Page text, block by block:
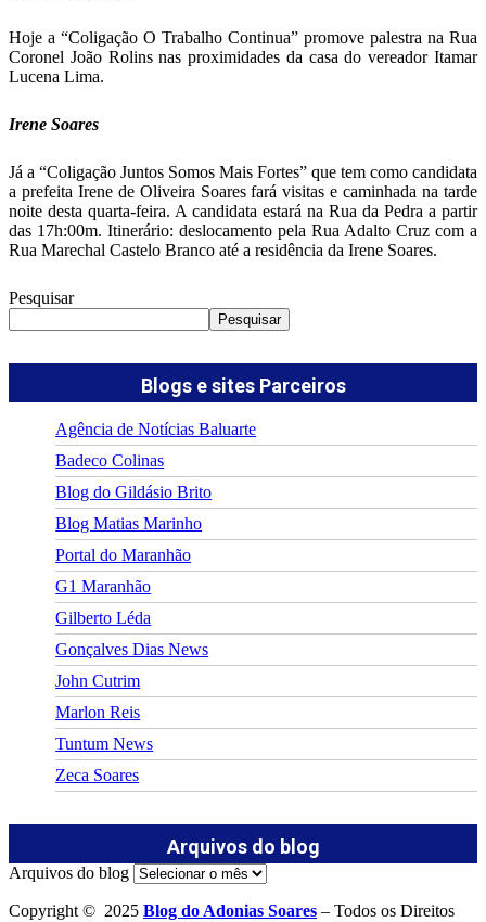
Hoje a “Coligação O Trabalho Continua” promove palestra na Rua
Coronel João Rolins nas proximidades da casa do vereador Itamar
Lucena Lima.
Irene Soares
Já a “Coligação Juntos Somos Mais Fortes” que tem como candidata
a prefeita Irene de Oliveira Soares fará visitas e caminhada na tarde
noite desta quarta-feira. A candidata estará na Rua da Pedra a partir
das 17h:00m. Itinerário: deslocamento pela Rua Adalto Cruz com a
Rua Marechal Castelo Branco até a residência da Irene Soares.
Pesquisar
Pesquisar
Blogs e sites Parceiros
Agência de Notícias Baluarte
Badeco Colinas
Blog do Gildásio Brito
Blog Matias Marinho
Portal do Maranhão
G1 Maranhão
Gilberto Léda
Gonçalves Dias News
John Cutrim
Marlon Reis
Tuntum News
Zeca Soares
Arquivos do blog
Arquivos do blog
Copyright © 2025 Blog do Adonias Soares – Todos os Direitos